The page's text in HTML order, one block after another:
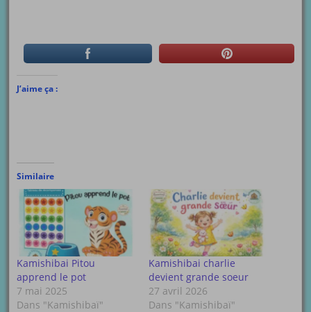
J’aime ça :
Similaire
Kamishibai Pitou
apprend le pot
7 mai 2025
Dans "Kamishibaï"
Kamishibai charlie
devient grande soeur
27 avril 2026
Dans "Kamishibaï"